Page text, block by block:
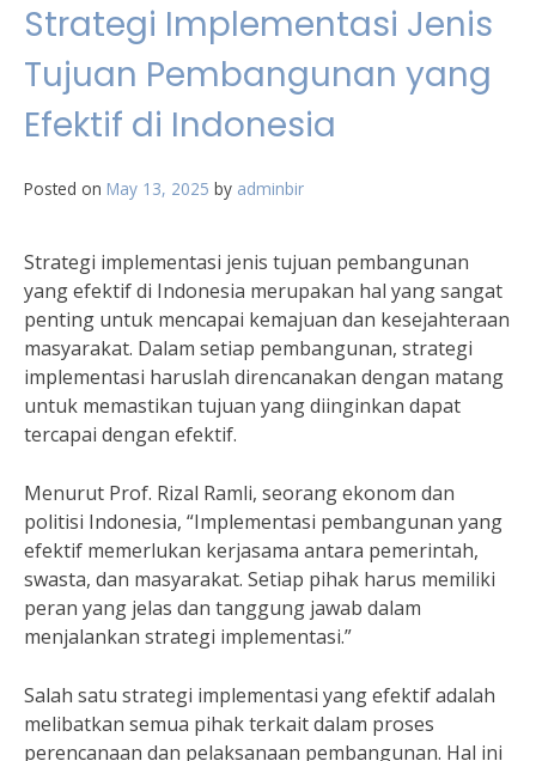
Strategi Implementasi Jenis
Tujuan Pembangunan yang
Efektif di Indonesia
Posted on May 13, 2025 by adminbir
Strategi implementasi jenis tujuan pembangunan
yang efektif di Indonesia merupakan hal yang sangat
penting untuk mencapai kemajuan dan kesejahteraan
masyarakat. Dalam setiap pembangunan, strategi
implementasi haruslah direncanakan dengan matang
untuk memastikan tujuan yang diinginkan dapat
tercapai dengan efektif.
Menurut Prof. Rizal Ramli, seorang ekonom dan
politisi Indonesia, “Implementasi pembangunan yang
efektif memerlukan kerjasama antara pemerintah,
swasta, dan masyarakat. Setiap pihak harus memiliki
peran yang jelas dan tanggung jawab dalam
menjalankan strategi implementasi.”
Salah satu strategi implementasi yang efektif adalah
melibatkan semua pihak terkait dalam proses
perencanaan dan pelaksanaan pembangunan. Hal ini